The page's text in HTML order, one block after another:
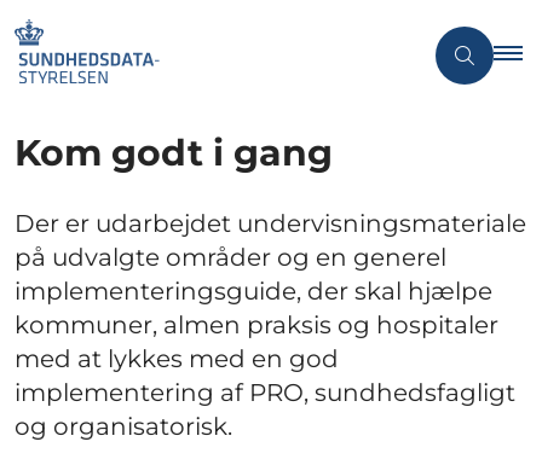
Kom godt i gang
Der er udarbejdet undervisningsmateriale
på udvalgte områder og en generel
implementeringsguide, der skal hjælpe
kommuner, almen praksis og hospitaler
med at lykkes med en god
implementering af PRO, sundhedsfagligt
og organisatorisk.